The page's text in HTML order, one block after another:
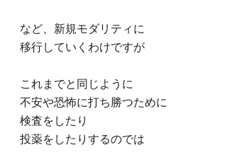
など、新規モダリティに
移行していくわけですが
これまでと同じように
不安や恐怖に打ち勝つために
検査をしたり
投薬をしたりするのでは